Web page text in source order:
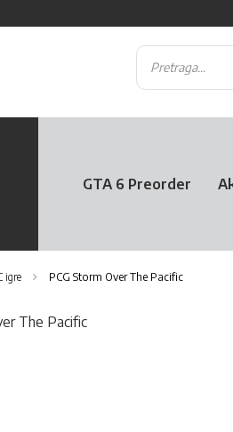
GTA 6 Preorder
igre PCG Storm Over The Pacific